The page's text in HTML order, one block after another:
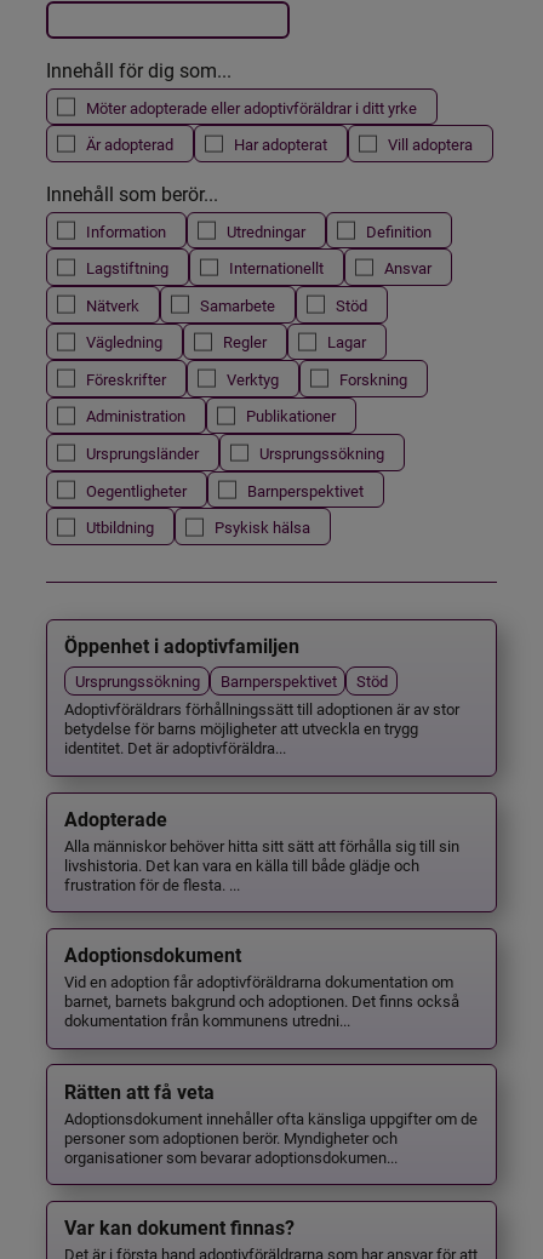
Innehåll för dig som...
Möter adopterade eller adoptivföräldrar i ditt yrke
Är adopterad
Har adopterat Vill adoptera
Innehåll som berör...
Information Utredningar
Definition
Lagstiftning
Internationellt
Ansvar
Nätverk
Samarbete
Stöd
Vägledning
Regler
Lagar
Föreskrifter
Verktyg
Forskning
Administration
Publikationer
Ursprungsländer
Ursprungssökning
Oegentligheter
Barnperspektivet
Utbildning
Psykisk hälsa
Öppenhet i adoptivfamiljen
Ursprungssökning Barnperspektivet
Stöd
Adoptivföräldrars förhållningssätt till adoptionen är av stor
betydelse för barns möjligheter att utveckla en trygg
identitet. Det är adoptivföräldra...
Adopterade
Alla människor behöver hitta sitt sätt att förhålla sig till sin
livshistoria. Det kan vara en källa till både glädje och
frustration för de flesta. ...
Adoptionsdokument
Vid en adoption får adoptivföräldrarna dokumentation om
barnet, barnets bakgrund och adoptionen. Det finns också
dokumentation från kommunens utredni...
Rätten att få veta
Adoptionsdokument innehåller ofta känsliga uppgifter om de
personer som adoptionen berör. Myndigheter och
organisationer som bevarar adoptionsdokumen...
Var kan dokument finnas?
Det är i första hand adoptivföräldrarna som har ansvar för att